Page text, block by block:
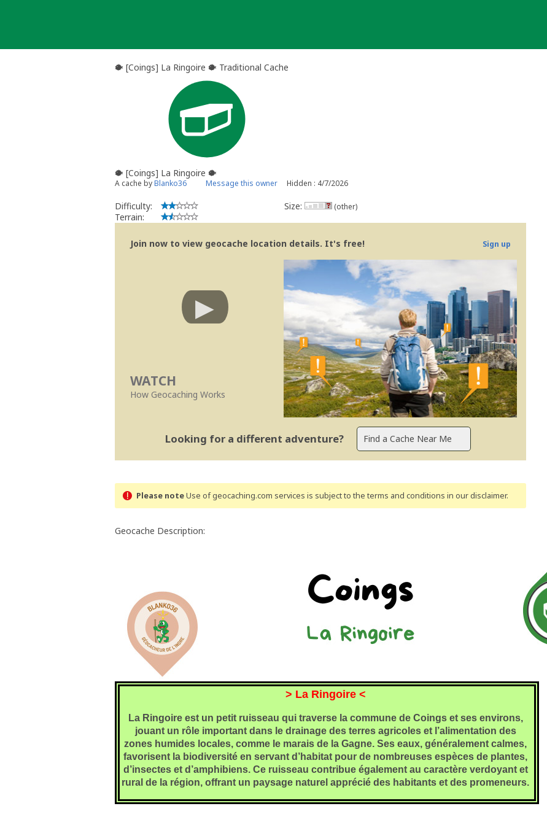
🐡 [Coings] La Ringoire 🐡 Traditional Cache
🐡 [Coings] La Ringoire 🐡
A cache byBlanko36 Message this owner Hidden : 4/7/2026
Difficulty:
Terrain:
Size: (other)
Join now to view geocache location details. It's free! Sign up
WATCH
How Geocaching Works
Looking for a different adventure?
Please noteUse of geocaching.com services is subject to the terms and conditions in our disclaimer.
Geocache Description:
> La Ringoire <
La Ringoire est un petit ruisseau qui traverse la commune de Coings et ses environs,
jouant un rôle important dans le drainage des terres agricoles et l’alimentation des
zones humides locales, comme le marais de la Gagne. Ses eaux, généralement calmes,
favorisent la biodiversité en servant d’habitat pour de nombreuses espèces de plantes,
d’insectes et d’amphibiens. Ce ruisseau contribue également au caractère verdoyant et
rural de la région, offrant un paysage naturel apprécié des habitants et des promeneurs.